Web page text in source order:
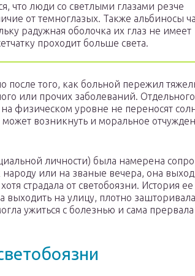
что люди со светлыми глазами резче
от темноглазых. Также альбиносы
радужная оболочка их глаз не имеет
проходит больше света.
после того, как больной пережил
или прочих заболеваний. Отдельного
физическом уровне не переносят
возникнуть и моральное
личности) была намерена
или на званые вечера, она
страдала от светобоязни. История
выходить на улицу, плотно
ужиться с болезнью и сама